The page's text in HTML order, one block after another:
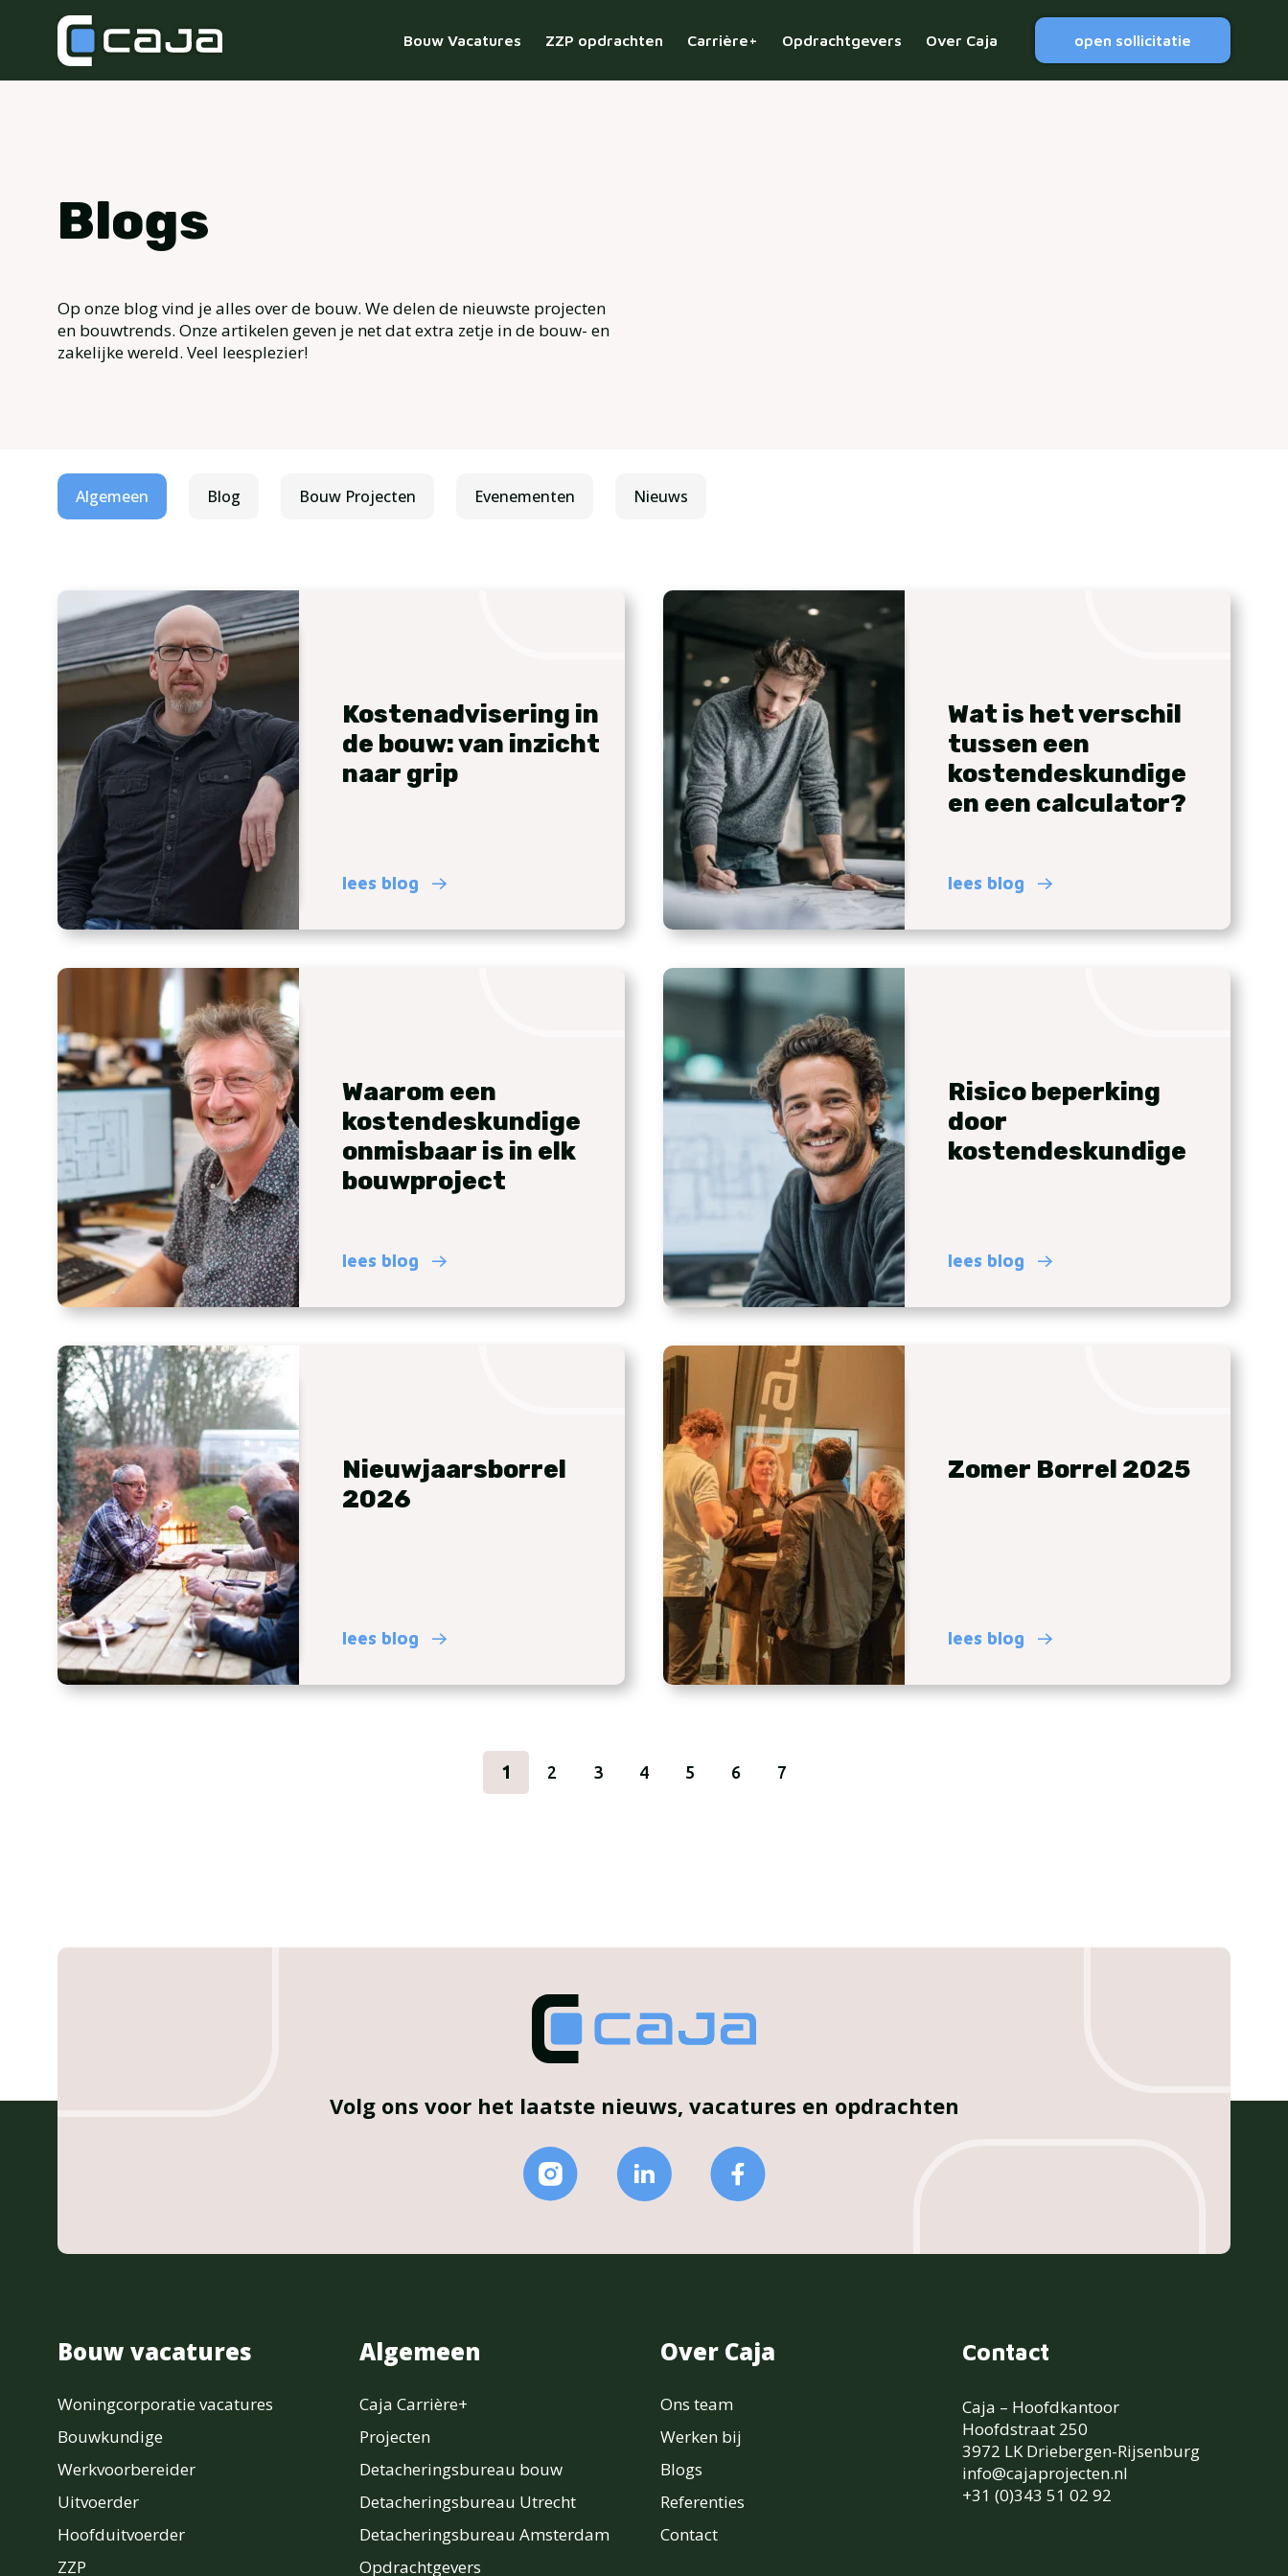
Bouw Vacatures ZZP opdrachten Carrière+ Opdrachtgevers Over Caja open sollicitatie
Blogs
Op onze blog vind je alles over de bouw. We delen de nieuwste projecten
en bouwtrends. Onze artikelen geven je net dat extra zetje in de bouw- en
zakelijke wereld. Veel leesplezier!
Algemeen Blog Bouw Projecten Evenementen Nieuws
Kostenadvisering in
de bouw: van inzicht
naar grip
lees blog
Wat is het verschil
tussen een
kostendeskundige
en een calculator?
lees blog
Waarom een
kostendeskundige
onmisbaar is in elk
bouwproject
lees blog
Risico beperking
door
kostendeskundige
lees blog
Nieuwjaarsborrel
2026
lees blog
Zomer Borrel 2025
lees blog
1 2 3 4 5 6 7
Volg ons voor het laatste nieuws, vacatures en opdrachten
Bouw vacatures
Woningcorporatie vacatures
Bouwkundige
Werkvoorbereider
Uitvoerder
Hoofduitvoerder
ZZP
Algemeen
Caja Carrière+
Projecten
Detacheringsbureau bouw
Detacheringsbureau Utrecht
Detacheringsbureau Amsterdam
Opdrachtgevers
Over Caja
Ons team
Werken bij
Blogs
Referenties
Contact
Contact
Caja – Hoofdkantoor
Hoofdstraat 250
3972 LK Driebergen-Rijsenburg
info@cajaprojecten.nl
+31 (0)343 51 02 92